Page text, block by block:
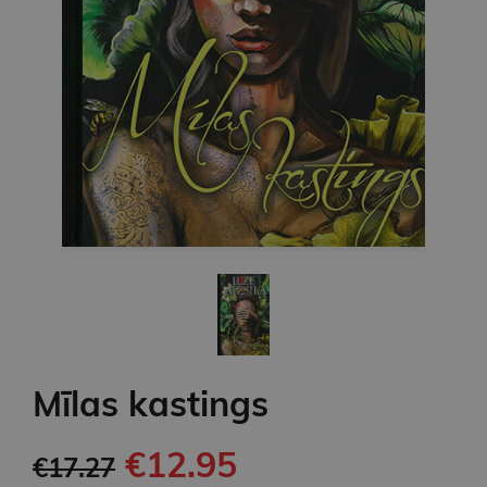
Mīlas kastings
€17.27 €12.95